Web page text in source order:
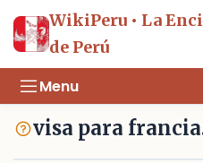
WikiPeru • La
de Perú
Menu
visa para